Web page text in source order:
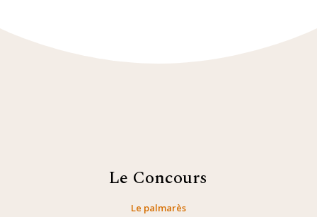
Le Concours
Le palmarès